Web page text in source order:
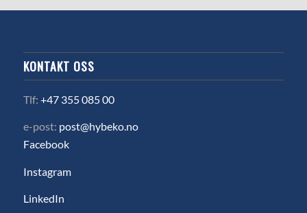
KONTAKT OSS
Tlf: +47 355 085 00
e-post: post@hybeko.no
Facebook
Instagram
LinkedIn